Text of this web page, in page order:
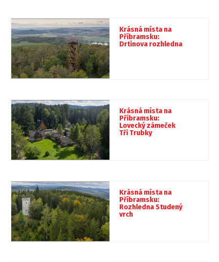
Krásná místa na
Příbramsku:
Drtinova rozhledna
Krásná místa na
Příbramsku:
Lovecký zámeček
Tři Trubky
Krásná místa na
Příbramsku:
Rozhledna Studený
vrch